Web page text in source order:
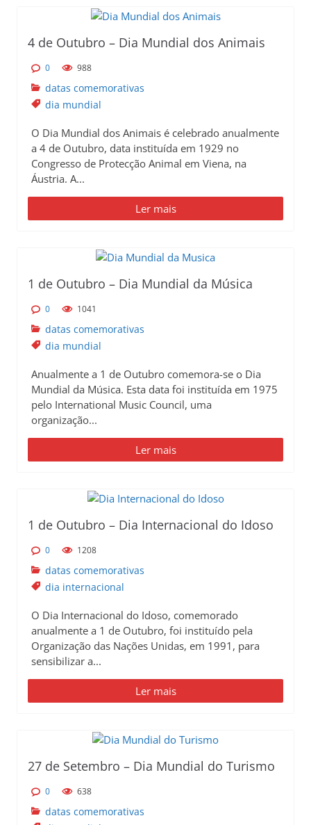
4 de Outubro – Dia Mundial dos Animais
0 988
datas comemorativas
dia mundial
O Dia Mundial dos Animais é celebrado anualmente
a 4 de Outubro, data instituída em 1929 no
Congresso de Protecção Animal em Viena, na
Áustria. A...
Ler mais
1 de Outubro – Dia Mundial da Música
0 1041
datas comemorativas
dia mundial
Anualmente a 1 de Outubro comemora-se o Dia
Mundial da Música. Esta data foi instituída em 1975
pelo International Music Council, uma
organização...
Ler mais
1 de Outubro – Dia Internacional do Idoso
0 1208
datas comemorativas
dia internacional
O Dia Internacional do Idoso, comemorado
anualmente a 1 de Outubro, foi instituído pela
Organização das Nações Unidas, em 1991, para
sensibilizar a...
Ler mais
27 de Setembro – Dia Mundial do Turismo
0 638
datas comemorativas